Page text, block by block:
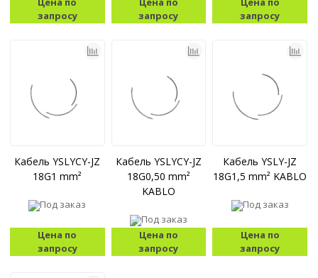
запросу
запросу
запросу
Кабель YSLYCY-JZ
18G1 mm²
Под заказ
Цена по
запросу
Кабель YSLYCY-JZ
18G0,50 mm²
KABLO
Под заказ
Цена по
запросу
Кабель YSLY-JZ
18G1,5 mm² KABLO
Под заказ
Цена по
запросу